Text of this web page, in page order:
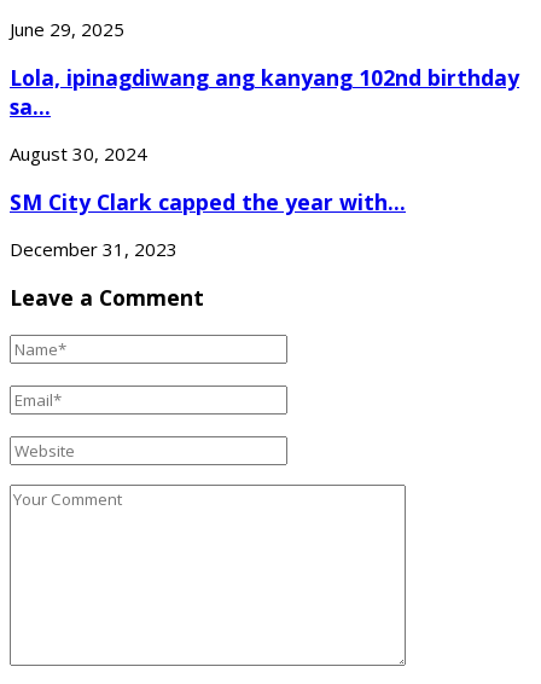
June 29, 2025
Lola, ipinagdiwang ang kanyang 102nd birthday
sa...
August 30, 2024
SM City Clark capped the year with...
December 31, 2023
Leave a Comment